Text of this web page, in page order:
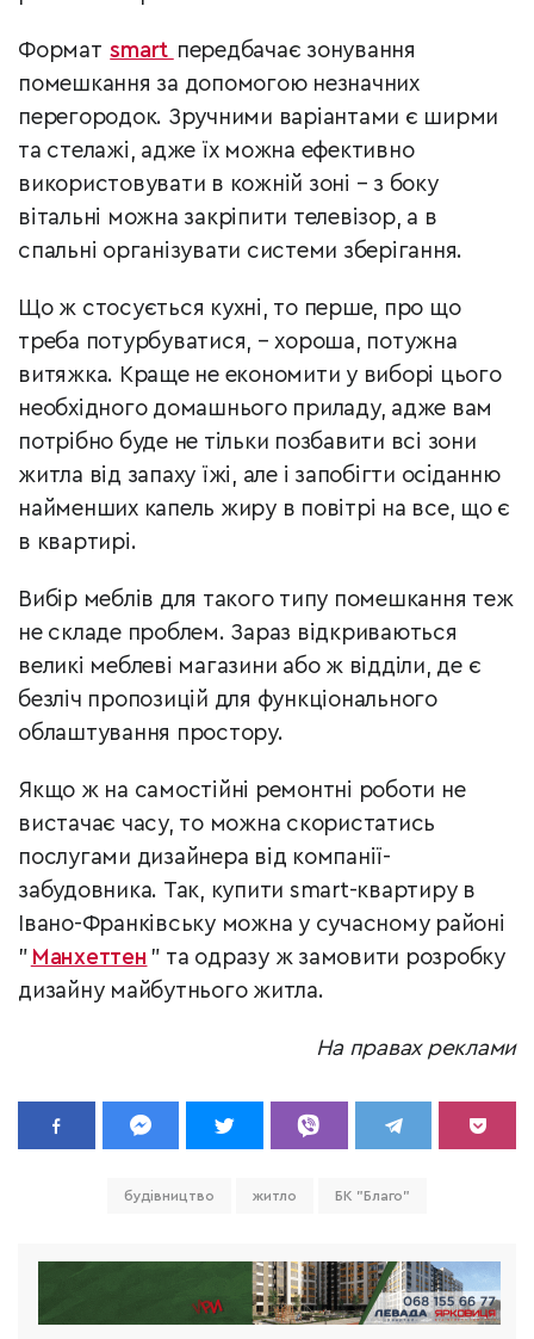
Формат smart передбачає зонування
помешкання за допомогою незначних
перегородок. Зручними варіантами є ширми
та стелажі, адже їх можна ефективно
використовувати в кожній зоні – з боку
вітальні можна закріпити телевізор, а в
спальні організувати системи зберігання.
Що ж стосується кухні, то перше, про що
треба потурбуватися, – хороша, потужна
витяжка. Краще не економити у виборі цього
необхідного домашнього приладу, адже вам
потрібно буде не тільки позбавити всі зони
житла від запаху їжі, але і запобігти осiданню
найменших капель жиру в повітрі на все, що є
в квартирі.
Вибір меблів для такого типу помешкання теж
не складе проблем. Зараз відкриваються
великі меблеві магазини або ж відділи, де є
безліч пропозицій для функціонального
облаштування простору.
Якщо ж на самостійні ремонтні роботи не
вистачає часу, то можна скористатись
послугами дизайнера від компанії-
забудовника. Так, купити smart-квартиру в
Івано-Франківську можна у сучасному районі
" Манхеттен " та одразу ж замовити розробку
дизайну майбутнього житла.
На правах реклами
будівництво житло БК "Благо"